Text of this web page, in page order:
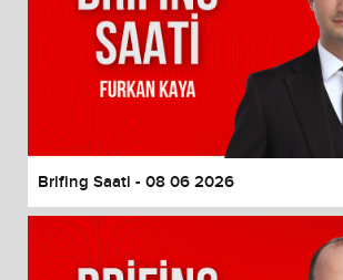
Brifing Saati - 08 06 2026